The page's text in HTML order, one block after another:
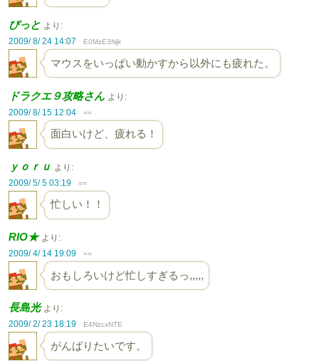
ぴっと より:
2009/ 8/ 24 14:07
E0MzE3Njk
マウスをいっぱい動かすから以外にも疲れた。
ドラクエ９攻略さん より:
2009/ 8/ 15 12:04
==
面白いけど、疲れる！
ｙｏｒｕ より:
2009/ 5/ 5 03:19
==
忙しい！！
RIO★ より:
2009/ 4/ 14 19:09
==
おもしろいけど忙しすぎるっ,,,,,
長島光 より:
2009/ 2/ 23 18:19
E4NzcxNTE
がんばりたいです。